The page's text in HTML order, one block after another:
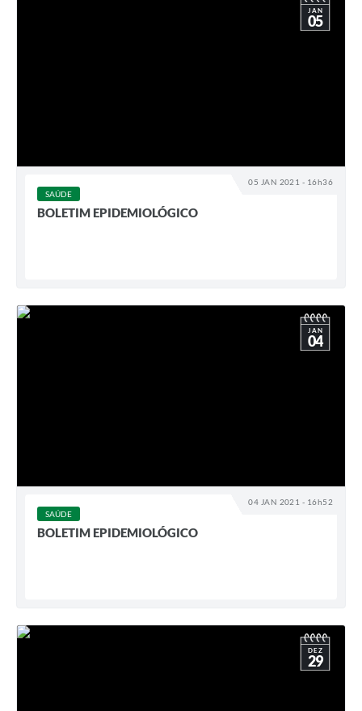
05 JAN 2021 - 16h36
JAN
05
SAÚDE
BOLETIM EPIDEMIOLÓGICO
04 JAN 2021 - 16h52
JAN
04
SAÚDE
BOLETIM EPIDEMIOLÓGICO
DEZ
29